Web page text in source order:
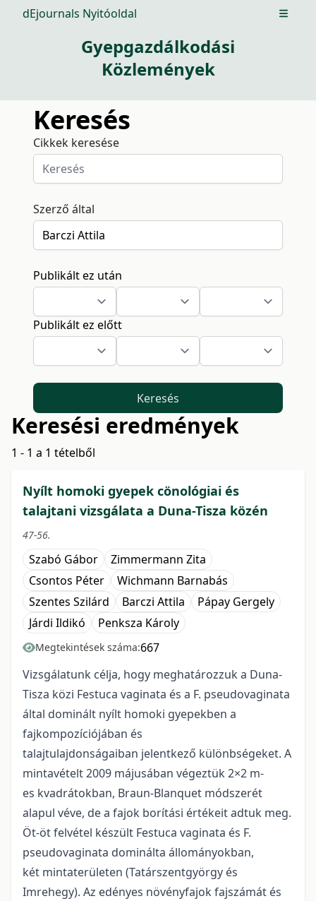
dEjournals Nyitóoldal Open
Gyepgazdálkodási
Közlemények
Keresés
Cikkek keresése
Szerző által
Publikált ez után
Publikált ez előtt
Keresés
Keresési eredmények
1 - 1 a 1 tételből
Nyílt homoki gyepek cönológiai és
talajtani vizsgálata a Duna-Tisza közén
47-56.
Szabó Gábor
Zimmermann Zita
Csontos Péter
Wichmann Barnabás
Szentes Szilárd
Barczi Attila
Pápay Gergely
Járdi Ildikó
Penksza Károly
Megtekintések száma:667
Vizsgálatunk célja, hogy meghatározzuk a Duna-
Tisza közi Festuca vaginata és a F. pseudovaginata
által dominált nyílt homoki gyepekben a
fajkompozíciójában és
talajtulajdonságaiban jelentkező különbségeket. A
mintavételt 2009 májusában végeztük 2×2 m-
es kvadrátokban, Braun-Blanquet módszerét
alapul véve, de a fajok borítási értékeit adtuk meg.
Öt-öt felvétel készült Festuca vaginata és F.
pseudovaginata dominálta állományokban,
két mintaterületen (Tatárszentgyörgy és
Imrehegy). Az edényes növényfajok fajszámát és